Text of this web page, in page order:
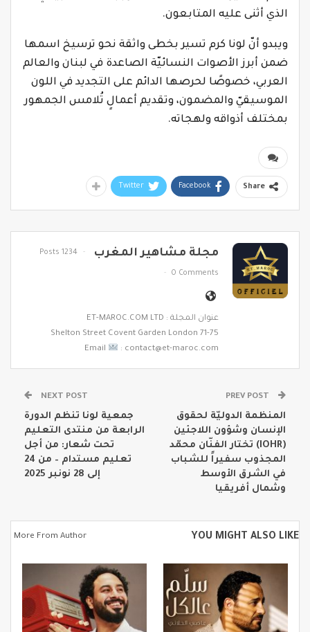
الذي أثنى عليه المتابعون.
ويبدو أنّ لونا كرم تسير بخطى واثقة نحو ترسيخ اسمها
ضمن أبرز الأصوات النسائيّة الصاعدة في لبنان والعالم
العربي، خصوصًا لحرصها الدائم على التجديد في اللون
الموسيقيّ والمضمون، وتقديم أعمالٍ تُلامس الجمهور
بمختلف أذواقه ولهجاته.
Share
Facebook
Twitter
مجلة مشاهير المغرب 1234 Posts
0 Comments
عنوان المجلة : ET-MAROC.COM LTD
71-75 Shelton Street Covent Garden London
Email
: contact@et-maroc.com
المنظمة الدوليّة لحقوق
الإنسان وشؤون اللاجئين
(IOHR) تختار الفنّان محمّد
المجذوب سفيراً للشباب
في الشرق الأوسط
وشمال أفريقيا
NEXT POST
جمعية لونا تنظم الدورة
الرابعة من منتدى التعليم
تحت شعار: من أجل
تعليم مستدام – من 24
إلى 28 نونبر 2025
YOU MIGHT ALSO LIKE
More From Author